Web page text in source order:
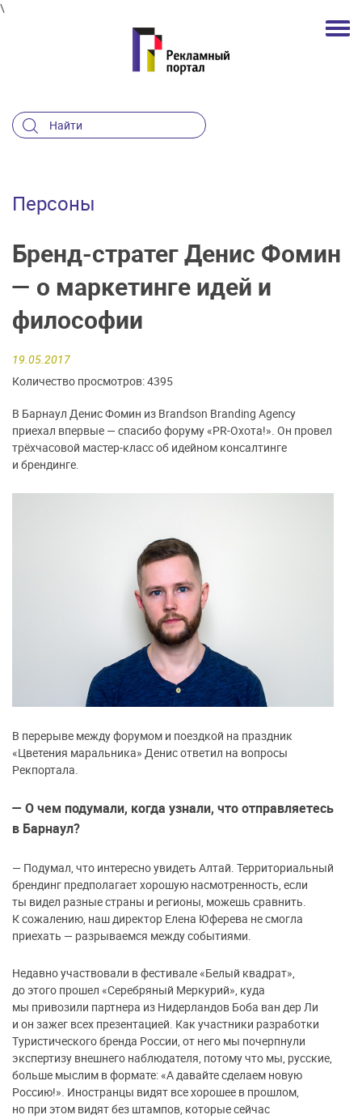
\
Персоны
Бренд-стратег Денис Фомин
— о маркетинге идей и
философии
19.05.2017
Количество просмотров: 4395
В Барнаул Денис Фомин из Brandson Branding Agency
приехал впервые — спасибо форуму «PR-Охота!». Он провел
трёхчасовой мастер-класс об идейном консалтинге
и брендинге.
В перерыве между форумом и поездкой на праздник
«Цветения маральника» Денис ответил на вопросы
Рекпортала.
— О чем подумали, когда узнали, что отправляетесь
в Барнаул?
— Подумал, что интересно увидеть Алтай. Территориальный
брендинг предполагает хорошую насмотренность, если
ты видел разные страны и регионы, можешь сравнить.
К сожалению, наш директор Елена Юферева не смогла
приехать — разрываемся между событиями.
Недавно участвовали в фестивале «Белый квадрат»,
до этого прошел «Серебряный Меркурий», куда
мы привозили партнера из Нидерландов Боба ван дер Ли
и он зажег всех презентацией. Как участники разработки
Туристического бренда России, от него мы почерпнули
экспертизу внешнего наблюдателя, потому что мы, русские,
больше мыслим в формате: «А давайте сделаем новую
Россию!». Иностранцы видят все хорошее в прошлом,
но при этом видят без штампов, которые сейчас